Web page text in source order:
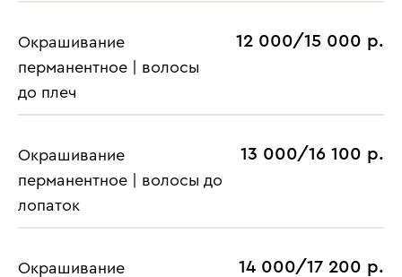
Окрашивание
перманентное | волосы
до плеч
12 000/15 000 р.
Окрашивание
перманентное | волосы до
лопаток
13 000/16 100 р.
Окрашивание
14 000/17 200 р.